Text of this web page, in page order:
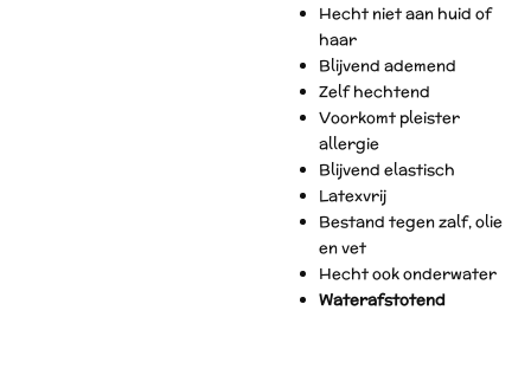
Hecht niet aan huid of
haar
Blijvend ademend
Zelf hechtend
Voorkomt pleister
allergie
Blijvend elastisch
Latexvrij
Bestand tegen zalf, olie
en vet
Hecht ook onderwater
Waterafstotend